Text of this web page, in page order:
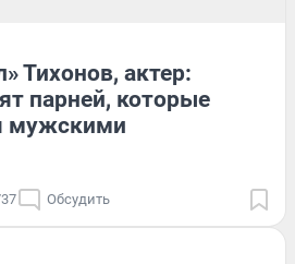
Тихонов, актер:
парней, которые
мужскими
Обсудить